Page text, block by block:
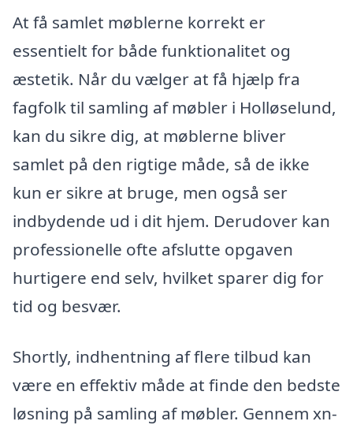
At få samlet møblerne korrekt er
essentielt for både funktionalitet og
æstetik. Når du vælger at få hjælp fra
fagfolk til samling af møbler i Holløselund,
kan du sikre dig, at møblerne bliver
samlet på den rigtige måde, så de ikke
kun er sikre at bruge, men også ser
indbydende ud i dit hjem. Derudover kan
professionelle ofte afslutte opgaven
hurtigere end selv, hvilket sparer dig for
tid og besvær.
Shortly, indhentning af flere tilbud kan
være en effektiv måde at finde den bedste
løsning på samling af møbler. Gennem xn-